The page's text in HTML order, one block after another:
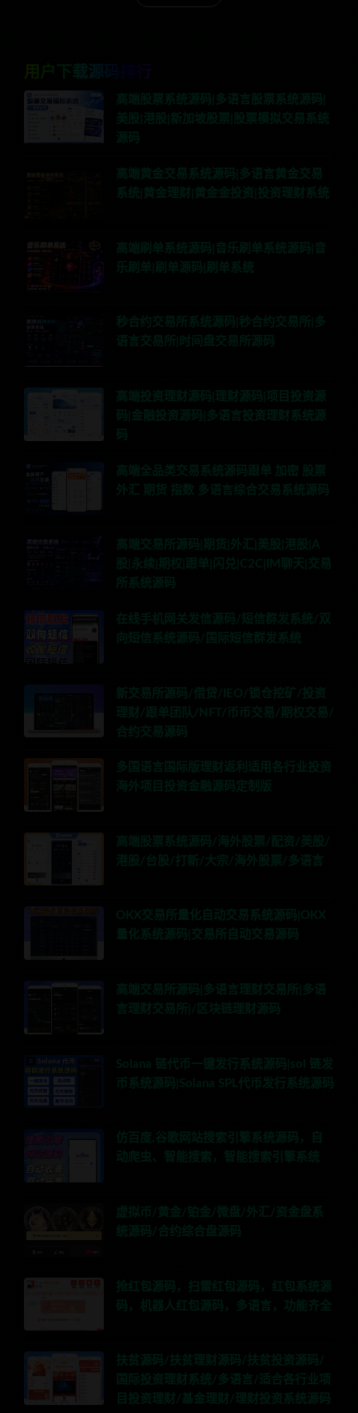
用户下载源码排行
高端股票系统源码|多语言股票系统源码|
美股|港股|新加坡股票|股票模拟交易系统
源码
高端黄金交易系统源码|多语言黄金交易
系统|黄金理财|黄金金投资|投资理财系统
高端刷单系统源码|音乐刷单系统源码|音
乐刷单|刷单源码|刷单系统
秒合约交易所系统源码|秒合约交易所|多
语言交易所|时间盘交易所源码
高端投资理财源码|理财源码|项目投资源
码|金融投资源码|多语言投资理财系统源
码
高端全品类交易系统源码跟单 加密 股票
外汇 期货 指数 多语言综合交易系统源码
高端交易所源码|期货|外汇|美股|港股|A
股|永续|期权|跟单|闪兑|C2C|IM聊天|交易
所系统源码
在线手机网关发信源码/短信群发系统/双
向短信系统源码/国际短信群发系统
新交易所源码/借贷/IEO/锁仓挖矿/投资
理财/跟单团队/NFT/币币交易/期权交易/
合约交易源码
多国语言国际版理财返利适用各行业投资
海外项目投资金融源码定制版
高端股票系统源码/海外股票/配资/美股/
港股/台股/打新/大宗/海外股票/多语言
OKX交易所量化自动交易系统源码|OKX
量化系统源码|交易所自动交易源码
高端交易所源码|多语言理财交易所|多语
言理财交易所|/区块链理财源码
Solana 链代币一键发行系统源码|sol 链发
币系统源码|Solana SPL代币发行系统源码
仿百度,谷歌网站搜索引擎系统源码，自
动爬虫、智能搜索，智能搜索引擎系统
虚拟币/黄金/铂金/微盘/外汇/资金盘系
统源码/合约综合盘源码
抢红包源码，扫雷红包源码，红包系统源
码，机器人红包源码，多语言，功能齐全
扶贫源码/扶贫理财源码/扶贫投资源码/
国际投资理财系统/多语言/适合各行业项
目投资理财/基金理财/理财投资系统源码